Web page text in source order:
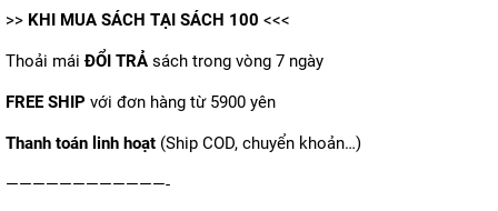
>> KHI MUA SÁCH TẠI SÁCH 100 <<<
Thoải máiĐỔI TRẢ sách trong vòng 7 ngày
FREE SHIP với đơn hàng từ 5900 yên
Thanh toán linh hoạt (Ship COD, chuyển khoản…)
————————————-